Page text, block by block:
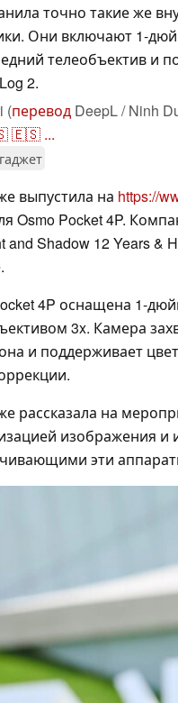
точно такие же
Они включают 1-
телеобъектив и
2.
(перевод DeepL / Ninh
🇪🇸 ...
гаджет
выпустила на https://
Osmo Pocket 4P.
and Shadow 12 Years &
4P оснащена 1-
3x. Камера
и поддерживает
рассказала на
изображения и
эти